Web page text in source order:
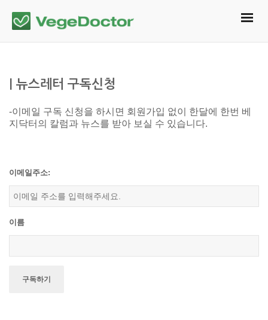
| 뉴스레터 구독신청
-이메일 구독 신청을 하시면 회원가입 없이 한달에 한번 베
지닥터의 칼럼과 뉴스를 받아 보실 수 있습니다.
이메일주소:
이름